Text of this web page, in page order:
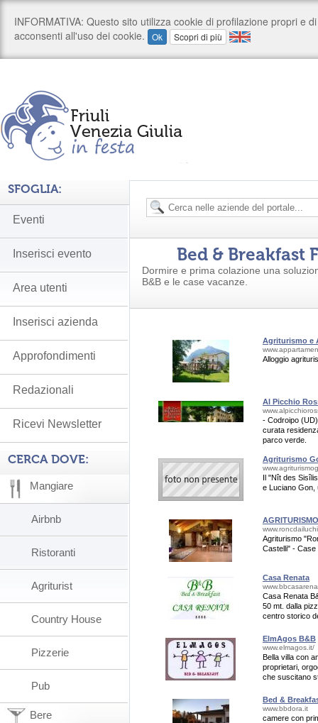
Bed & Breakfast
Dormire e prima colazione una
B&B e le case vacanze.
Agriturismo e
Alloggio
Al Picchio
- Codroipo
curata
parco verde.
Agriturismo
Il "Nît des
e Luciano Gon,
Agriturismo
Castelli" - Case
Casa Renata
Casa Renata
50 mt. dalla
centro storico
ElmAgos B&B
www.elmagos.it/
Bella villa con
proprietari,
che suscitano
Bed &
www.bbdora.it
camere con
SFOGLIA:
Eventi
Inserisci evento
Area utenti
Inserisci azienda
Approfondimenti
Redazionali
Ricevi Newsletter
CERCA DOVE:
Mangiare
Airbnb
Ristoranti
Agriturist
Country House
Pizzerie
Pub
Bere